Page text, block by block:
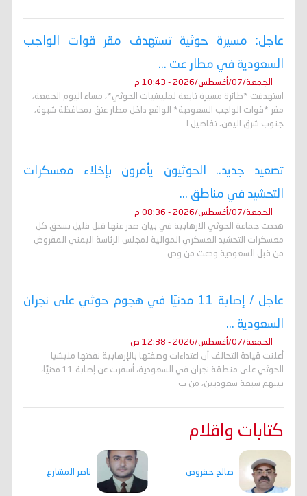
عاجل: مسيرة حوثية تستهدف مقر قوات الواجب
السعودية في مطار عت ...
الجمعة/07/أغسطس/2026 - 10:43 م
استهدفت *طائرة مسيرة تابعة لمليشيات الحوثي*، مساء اليوم الجمعة،
مقر *قوات الواجب السعودية* الواقع داخل مطار عتق بمحافظة شبوة،
جنوب شرق اليمن. تفاصيل ا
تصعيد جديد.. الحوثيون يأمرون بإخلاء معسكرات
التحشيد في مناطق ...
الجمعة/07/أغسطس/2026 - 08:36 م
هددت جماعة الحوثي الارهابية في بيان صدر عنها قبل قليل بسحق كل
معسكرات التحشيد العسكري الموالية لمجلس الرئاسة اليمني المفروض
من قبل السعودية ودعت من وص
عاجل / إصابة 11 مدنيًا في هجوم حوثي على نجران
السعودية ...
الجمعة/07/أغسطس/2026 - 12:38 ص
أعلنت قيادة التحالف أن اعتداءات وصفتها بالإرهابية نفذتها مليشيا
الحوثي على منطقة نجران في السعودية، أسفرت عن إصابة 11 مدنيًا،
بينهم سبعة سعوديين، من ب
كتابات واقلام
صالح حقروص ناصر المشارع